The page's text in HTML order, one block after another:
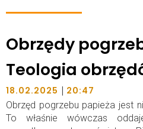
Obrzędy
Teologia
18.02.2025 | 20:47
Obrzęd pogrzebu papieża jest
To właśnie wówczas